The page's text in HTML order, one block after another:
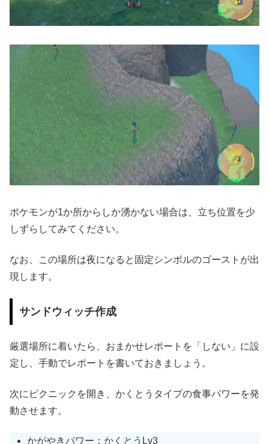
ポケモンが1か所からしか湧かない場合は、立ち位置を少
しずらしてみてください。
なお、この場所は夜になると固定シンボルのゴーストが出
現します。
サンドウィッチ作成
厳選場所に着いたら、おまかせレポートを「しない」に設
定し、手動でレポートを書いておきましょう。
次にピクニックを開き、かくとうタイプの食事パワーを発
動させます。
かがやきパワー：かくとうLv3